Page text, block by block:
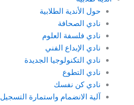
حول الأندية الطلابية
نادي الصحافة
نادي فلسفة العلوم
نادي الإبداع الفني
نادي التكنولوجيا الجديدة
نادي التطوع
نادي كن نفسك
آلية الانضمام واستمارة التسجيل